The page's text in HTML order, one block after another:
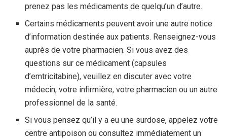
prenez pas les médicaments de quelqu’un d’autre.
Certains médicaments peuvent avoir une autre notice
d’information destinée aux patients. Renseignez-vous
auprès de votre pharmacien. Si vous avez des
questions sur ce médicament (capsules
d’emtricitabine), veuillez en discuter avec votre
médecin, votre infirmière, votre pharmacien ou un autre
professionnel de la santé.
Si vous pensez qu’il y a eu une surdose, appelez votre
centre antipoison ou consultez immédiatement un